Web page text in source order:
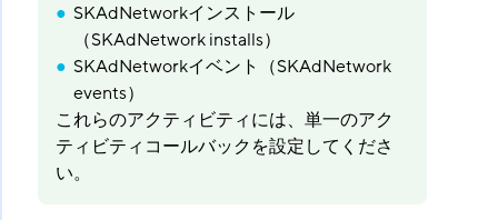
SKAdNetworkインストール
（SKAdNetwork installs）
SKAdNetworkイベント（SKAdNetwork
events）
これらのアクティビティには、単一のアク
ティビティコールバックを設定してくださ
い。